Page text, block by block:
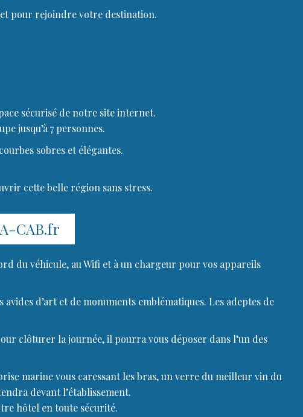
pour rejoindre votre destination.
sécurisé de notre site internet.
jusqu’à 7 personnes.
sobres et élégantes.
cette belle région sans stress.
CAB.fr
du véhicule, au Wifi et à un chargeur pour vos appareils
d’art et de monuments emblématiques. Les adeptes de
clôturer la journée, il pourra vous déposer dans l’un des
marine vous caressant les bras, un verre du meilleur vin du
devant l’établissement.
hôtel en toute sécurité.